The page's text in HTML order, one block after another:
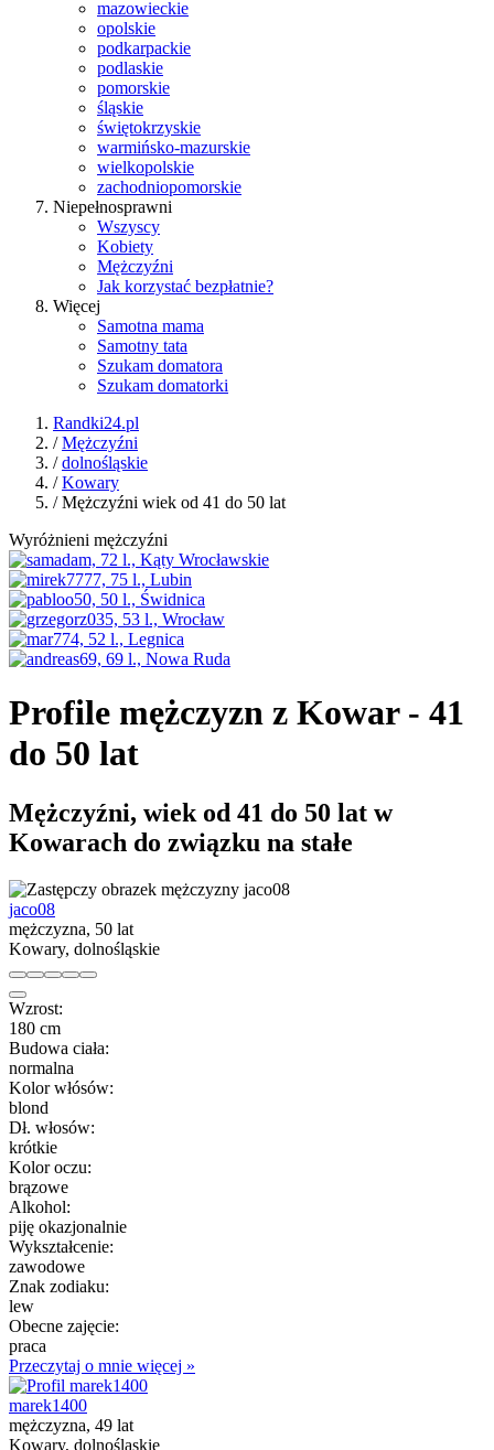
mazowieckie
opolskie
podkarpackie
podlaskie
pomorskie
śląskie
świętokrzyskie
warmińsko-mazurskie
wielkopolskie
zachodniopomorskie
Niepełnosprawni
Wszyscy
Kobiety
Mężczyźni
Jak korzystać bezpłatnie?
Więcej
Samotna mama
Samotny tata
Szukam domatora
Szukam domatorki
Randki24.pl
/Mężczyźni
/dolnośląskie
/Kowary
/ Mężczyźni wiek od 41 do 50 lat
Wyróżnieni mężczyźni
Profile mężczyzn z Kowar - 41
do 50 lat
Mężczyźni, wiek od 41 do 50 lat w
Kowarach do związku na stałe
jaco08
mężczyzna, 50 lat
Kowary, dolnośląskie
Wzrost:
180 cm
Budowa ciała:
normalna
Kolor włósów:
blond
Dł. włosów:
krótkie
Kolor oczu:
brązowe
Alkohol:
piję okazjonalnie
Wykształcenie:
zawodowe
Znak zodiaku:
lew
Obecne zajęcie:
praca
Przeczytaj o mnie więcej »
marek1400
mężczyzna, 49 lat
Kowary, dolnośląskie